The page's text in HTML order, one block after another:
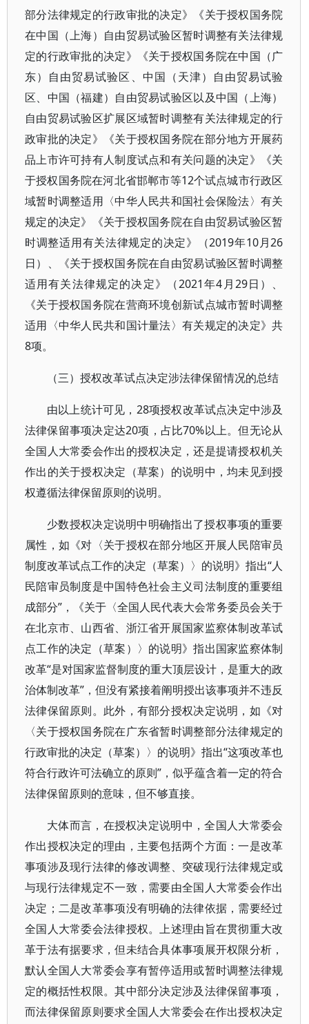
部分法律规定的行政审批的决定》《关于授权国务院
在中国（上海）自由贸易试验区暂时调整有关法律规
定的行政审批的决定》《关于授权国务院在中国（广
东）自由贸易试验区、中国（天津）自由贸易试验
区、中国（福建）自由贸易试验区以及中国（上海）
自由贸易试验区扩展区域暂时调整有关法律规定的行
政审批的决定》《关于授权国务院在部分地方开展药
品上市许可持有人制度试点和有关问题的决定》《关
于授权国务院在河北省邯郸市等12个试点城市行政区
域暂时调整适用〈中华人民共和国社会保险法〉有关
规定的决定》《关于授权国务院在自由贸易试验区暂
时调整适用有关法律规定的决定》（2019年10月26
日）、《关于授权国务院在自由贸易试验区暂时调整
适用有关法律规定的决定》（2021年4月29日）、
《关于授权国务院在营商环境创新试点城市暂时调整
适用〈中华人民共和国计量法〉有关规定的决定》共
8项。
（三）授权改革试点决定涉法律保留情况的总结
由以上统计可见，28项授权改革试点决定中涉及
法律保留事项决定达20项，占比70%以上。但无论从
全国人大常委会作出的授权决定，还是提请授权机关
作出的关于授权决定（草案）的说明中，均未见到授
权遵循法律保留原则的说明。
少数授权决定说明中明确指出了授权事项的重要
属性，如《对〈关于授权在部分地区开展人民陪审员
制度改革试点工作的决定（草案）〉的说明》指出“人
民陪审员制度是中国特色社会主义司法制度的重要组
成部分”，《关于〈全国人民代表大会常务委员会关于
在北京市、山西省、浙江省开展国家监察体制改革试
点工作的决定（草案）〉的说明》指出国家监察体制
改革“是对国家监督制度的重大顶层设计，是重大的政
治体制改革”，但没有紧接着阐明授出该事项并不违反
法律保留原则。此外，有部分授权决定说明，如《对
〈关于授权国务院在广东省暂时调整部分法律规定的
行政审批的决定（草案）〉的说明》指出“这项改革也
符合行政许可法确立的原则”，似乎蕴含着一定的符合
法律保留原则的意味，但不够直接。
大体而言，在授权决定说明中，全国人大常委会
作出授权决定的理由，主要包括两个方面：一是改革
事项涉及现行法律的修改调整、突破现行法律规定或
与现行法律规定不一致，需要由全国人大常委会作出
决定；二是改革事项没有明确的法律依据，需要经过
全国人大常委会法律授权。上述理由旨在贯彻重大改
革于法有据要求，但未结合具体事项展开权限分析，
默认全国人大常委会享有暂停适用或暂时调整法律规
定的概括性权限。其中部分决定涉及法律保留事项，
而法律保留原则要求全国人大常委会在作出授权决定